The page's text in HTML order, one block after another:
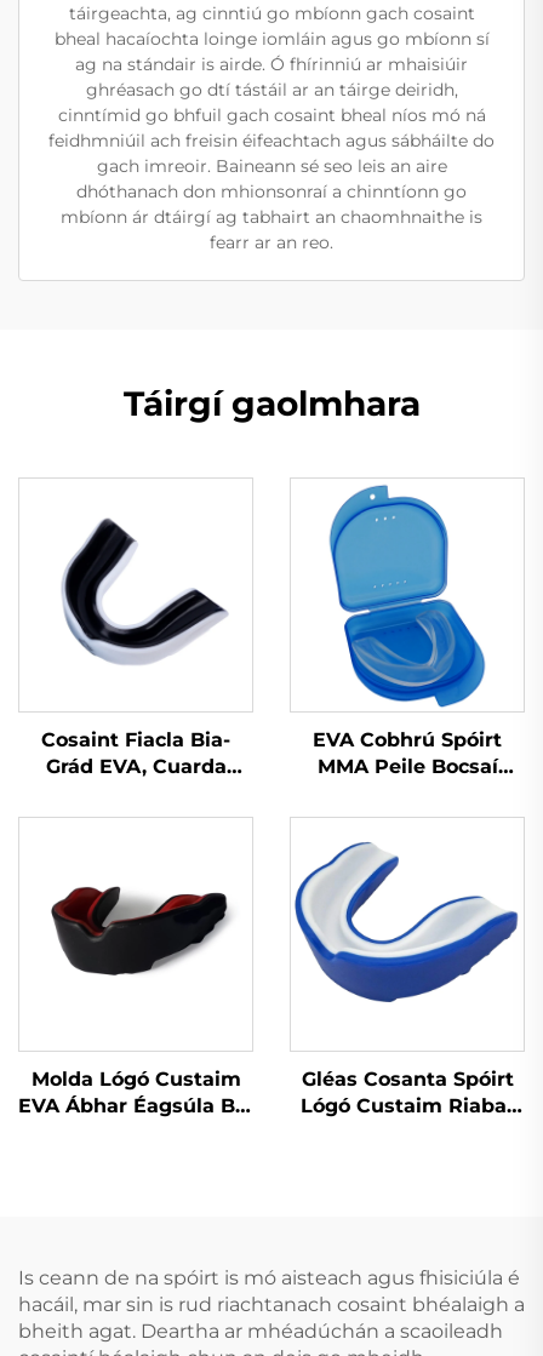
táirgeachta, ag cinntiú go mbíonn gach cosaint
bheal hacaíochta loinge iomláin agus go mbíonn sí
ag na stándair is airde. Ó fhírinniú ar mhaisiúir
ghréasach go dtí tástáil ar an táirge deiridh,
cinntímid go bhfuil gach cosaint bheal níos mó ná
feidhmniúil ach freisin éifeachtach agus sábháilte do
gach imreoir. Baineann sé seo leis an aire
dhóthanach don mhionsonraí a chinntíonn go
mbíonn ár dtáirgí ag tabhairt an chaomhnaithe is
fearr ar an reo.
Táirgí gaolmhara
Cosaint Fiacla Bia-
Grád EVA, Cuarda
Cobhrú Spóirt do
EVA Cobhrú Spóirt
MMA Peile Bocsaí
Silicónach
Molda Lógó Custaim
EVA Ábhar Éagsúla Bol
Spóirt Peile
Gléas Cosanta Spóirt
Lógó Custaim Riabar
Is ceann de na spóirt is mó aisteach agus fhisiciúla é
hacáil, mar sin is rud riachtanach cosaint bhéalaigh a
bheith agat. Deartha ar mhéadúchán a scaoileadh